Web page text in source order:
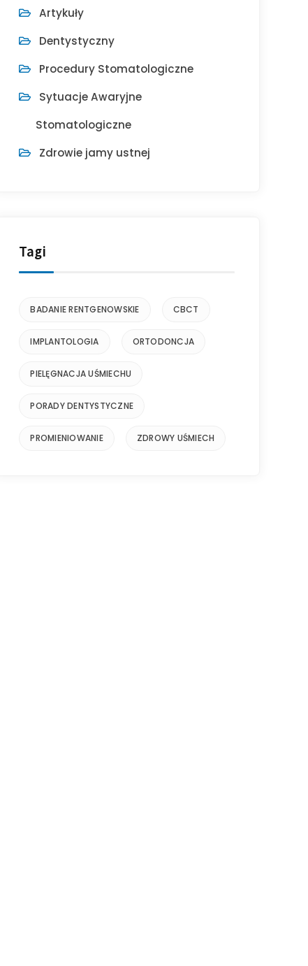
Artykuły
Dentystyczny
Procedury Stomatologiczne
Sytuacje Awaryjne
Stomatologiczne
Zdrowie jamy ustnej
Tagi
BADANIE RENTGENOWSKIE CBCT
IMPLANTOLOGIA ORTODONCJA
PIELĘGNACJA UŚMIECHU
PORADY DENTYSTYCZNE
PROMIENIOWANIE ZDROWY UŚMIECH